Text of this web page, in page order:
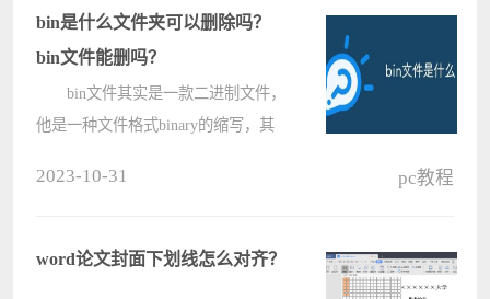
bin是什么文件夹可以删除吗？
bin文件能删吗？
bin文件其实是一款二进制文件，
他是一种文件格式binary的缩写，其
仔细的介绍一下bin文件能删吗？
2023-10-31 pc教程
word论文封面下划线怎么对齐？